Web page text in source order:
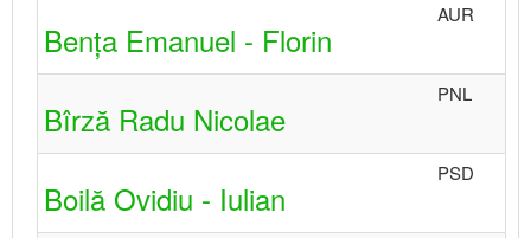
Bența Emanuel - Florin
AUR
Bîrză Radu Nicolae
PNL
Boilă Ovidiu - Iulian
PSD